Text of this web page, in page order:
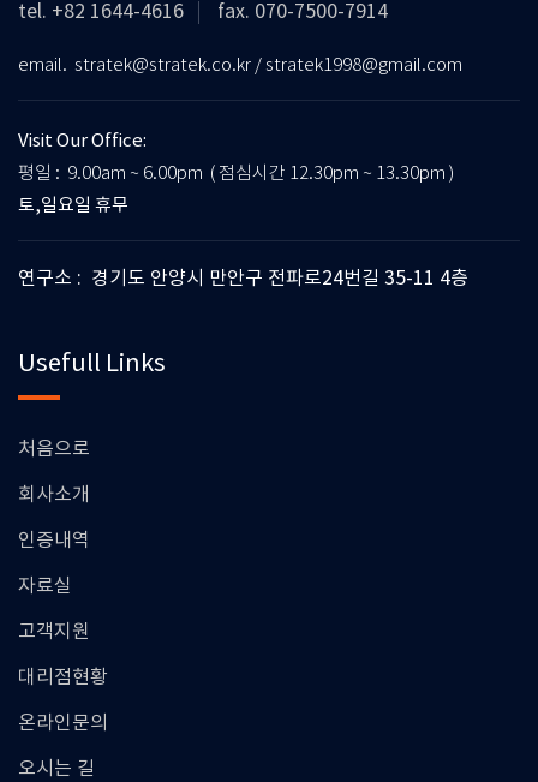
tel. +82 1644-4616
fax. 070-7500-7914
email. stratek@stratek.co.kr / stratek1998@gmail.com
Visit Our Office:
평일 : 9.00am ~ 6.00pm ( 점심시간 12.30pm ~ 13.30pm )
토,일요일 휴무
연구소 : 경기도 안양시 만안구 전파로24번길 35-11 4층
Usefull Links
처음으로
회사소개
인증내역
자료실
고객지원
대리점현황
온라인문의
오시는 길